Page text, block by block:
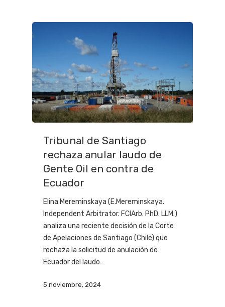
Tribunal de Santiago
rechaza anular laudo de
Gente Oil en contra de
Ecuador
Elina Mereminskaya (E.Mereminskaya.
Independent Arbitrator. FCIArb. PhD. LLM.)
analiza una reciente decisión de la Corte
de Apelaciones de Santiago (Chile) que
rechaza la solicitud de anulación de
Ecuador del laudo…
5 noviembre, 2024